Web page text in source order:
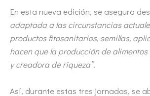
En esta nueva edición, se asegura
adaptada a las circunstancias
productos fitosanitarios, semillas,
hacen que la producción de
y creadora de riqueza”.
Así, durante estas tres jornadas, se